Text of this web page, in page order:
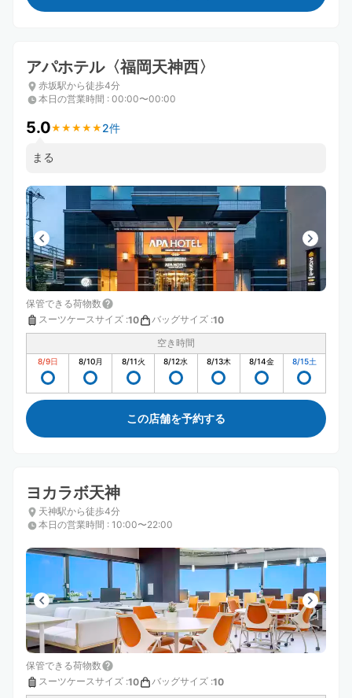
アパホテル〈福岡天神西〉
赤坂駅から徒歩4分
本日の営業時間 : 00:00〜00:00
5.0★ ★ ★ ★ ★
★ ★ ★ ★ ★ 2件
まる
保管できる荷物数
スーツケースサイズ :10 バッグサイズ :10
空き時間
8/9日 8/10月 8/11火 8/12水 8/13木 8/14金 8/15土
この店舗を予約する
ヨカラボ天神
天神駅から徒歩4分
本日の営業時間 : 10:00〜22:00
保管できる荷物数
スーツケースサイズ :10 バッグサイズ :10